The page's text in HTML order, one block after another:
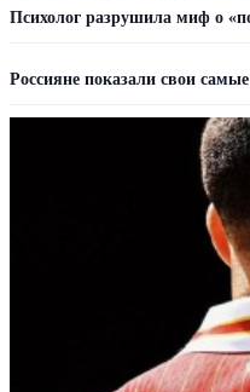
Психолог разрушила миф о
Россияне показали свои